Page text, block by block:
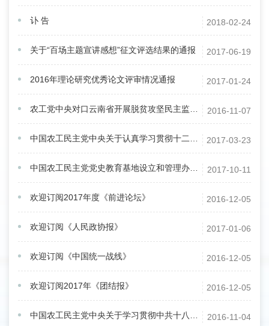
2018-02-24
讣 告
2017-06-19
关于“百场主题宣讲感想”征文评选结果的通报
2017-01-24
2016年理论研究优秀论文评审情况通报
2016-11-07
农工党中央对口云南省开展脱贫攻坚民主监督工作实施方案（试行）
2017-03-23
中国农工民主党中央关于认真学习贯彻十二届全国人大五次会议和全国政协十二届五次会议精神的通知
2017-10-11
中国农工民主党党史教育基地设立和管理办法（暂行）
2016-12-05
欢迎订阅2017年度《前进论坛》
2017-01-06
欢迎订阅《人民政协报》
2016-12-05
欢迎订阅《中国统一战线》
2016-12-05
欢迎订阅2017年《团结报》
2016-11-04
中国农工民主党中央关于学习贯彻中共十八届六中全会精神的通知